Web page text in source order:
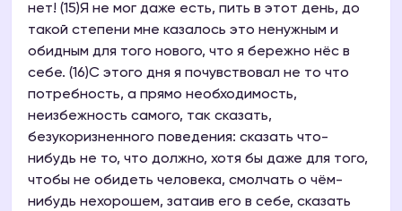
нет! (15)Я не мог даже есть, пить в этот день, до
такой степени мне казалось это ненужным и
обидным для того нового, что я бережно нёс в
себе. (16)С этого дня я почувствовал не то что
потребность, а прямо необходимость,
неизбежность самого, так сказать,
безукоризненного поведения: сказать что-
нибудь не то, что должно, хотя бы даже для того,
чтобы не обидеть человека, смолчать о чём-
нибудь нехорошем, затаив его в себе, сказать